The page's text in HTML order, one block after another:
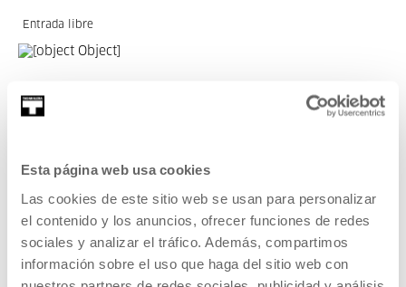
Esta página web usa cookies
Las cookies de este sitio web se usan para personalizar
el contenido y los anuncios, ofrecer funciones de redes
sociales y analizar el tráfico. Además, compartimos
información sobre el uso que haga del sitio web con
Entrada libre
03 JUL 2026 - 10 ENE 2027 | MARTES A DOMINGO: 11:00-